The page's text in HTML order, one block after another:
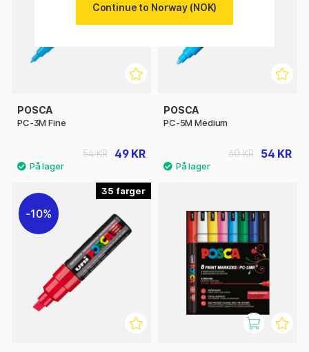
POSCA
PC-3M Fine
49 KR
54 KR
POSCA
PC-5M Medium
54 KR
60 KR
35
10%
Continue to Norway (NOK)